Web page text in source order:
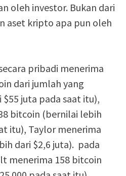
oleh investor. Bukan dari
aset kripto apa pun oleh
pribadi menerima
dari jumlah yang
juta pada saat itu),
bitcoin (bernilai lebih
itu), Taylor menerima
dari $2,6 juta). pada
menerima 158 bitcoin